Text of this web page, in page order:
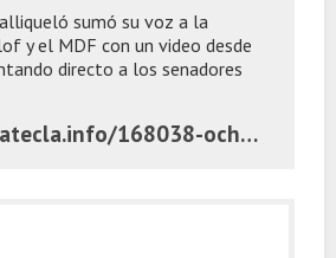
sumó su voz a la
y el MDF con un video desde
directo a los senadores
https://www.latecla.info/168038-ocho-grados-bajo-cero-y-una-campana-asi-busca-succurro-frenar-el-fin-de-la-zona-fria